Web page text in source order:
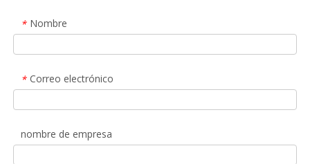
* Nombre
* Correo electrónico
nombre de empresa